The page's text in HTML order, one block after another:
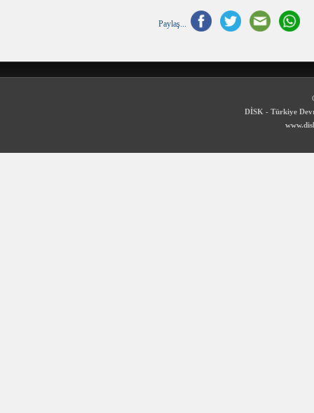
Paylaş...
DİSK - Türkiye